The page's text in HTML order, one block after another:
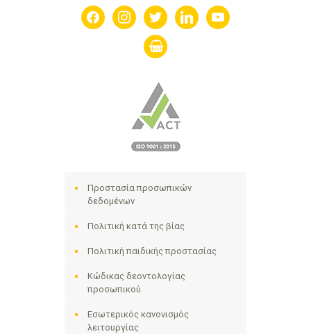
facebookinstagramtwitter linkedin youtube
shopping-
basket
Προστασία προσωπικών
δεδομένων
Πολιτική κατά της βίας
Πολιτική παιδικής προστασίας
Κώδικας δεοντολογίας
προσωπικού
Εσωτερικός κανονισμός
λειτουργίας